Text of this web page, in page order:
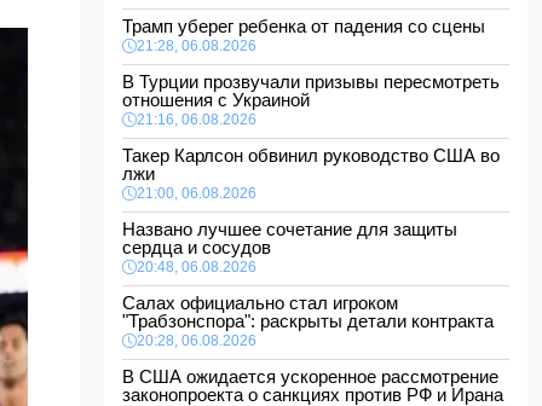
Трамп уберег ребенка от падения со сцены
21:28, 06.08.2026
В Турции прозвучали призывы пересмотреть
отношения с Украиной
21:16, 06.08.2026
Такер Карлсон обвинил руководство США во
лжи
21:00, 06.08.2026
Названо лучшее сочетание для защиты
сердца и сосудов
20:48, 06.08.2026
Салах официально стал игроком
"Трабзонспора": раскрыты детали контракта
20:28, 06.08.2026
В США ожидается ускоренное рассмотрение
законопроекта о санкциях против РФ и Ирана